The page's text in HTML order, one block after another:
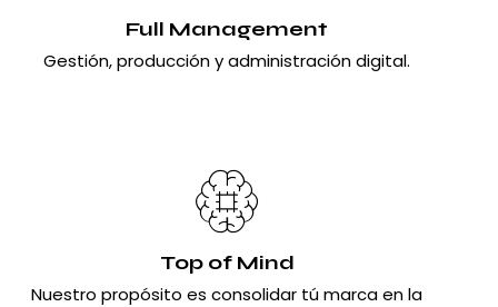
Full Management
Gestión, producción y administración digital.
Top of Mind
Nuestro propósito es consolidar tú marca en la